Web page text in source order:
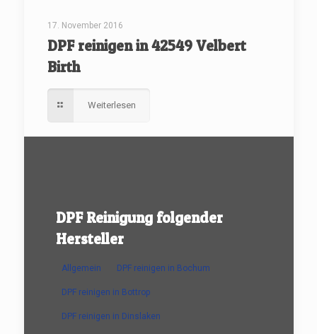
17. November 2016
DPF reinigen in 42549 Velbert
Birth
Weiterlesen
DPF Reinigung folgender
Hersteller
Allgemein DPF reinigen in Bochum
DPF reinigen in Bottrop
DPF reinigen in Dinslaken